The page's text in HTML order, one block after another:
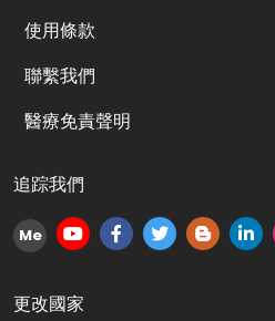
使用條款
聯繫我們
醫療免責聲明
追踪我們
Me
更改國家